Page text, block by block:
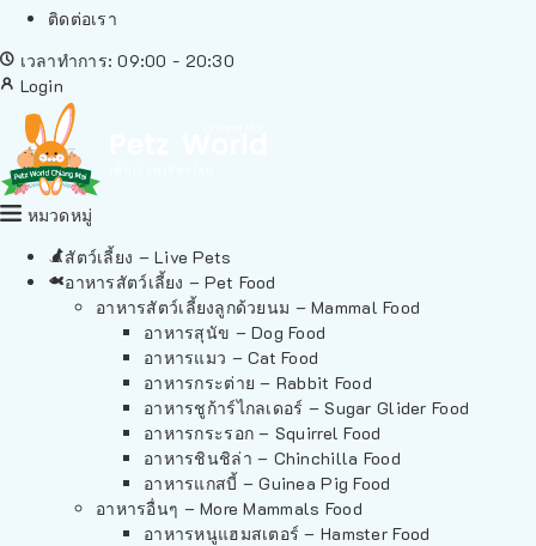
ติดต่อเรา
เวลาทำการ: 09:00 - 20:30
Login
หมวดหมู่
สัตว์เลี้ยง – Live Pets
อาหารสัตว์เลี้ยง – Pet Food
อาหารสัตว์เลี้ยงลูกด้วยนม – Mammal Food
อาหารสุนัข – Dog Food
อาหารแมว – Cat Food
อาหารกระต่าย – Rabbit Food
อาหารชูก้าร์ไกลเดอร์ – Sugar Glider Food
อาหารกระรอก – Squirrel Food
อาหารชินชิล่า – Chinchilla Food
อาหารแกสบี้ – Guinea Pig Food
อาหารอื่นๆ – More Mammals Food
อาหารหนูแฮมสเตอร์ – Hamster Food